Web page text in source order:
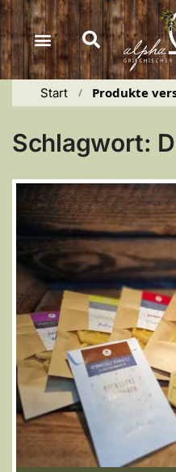
springen
Start / Produkte
Schlagwort: